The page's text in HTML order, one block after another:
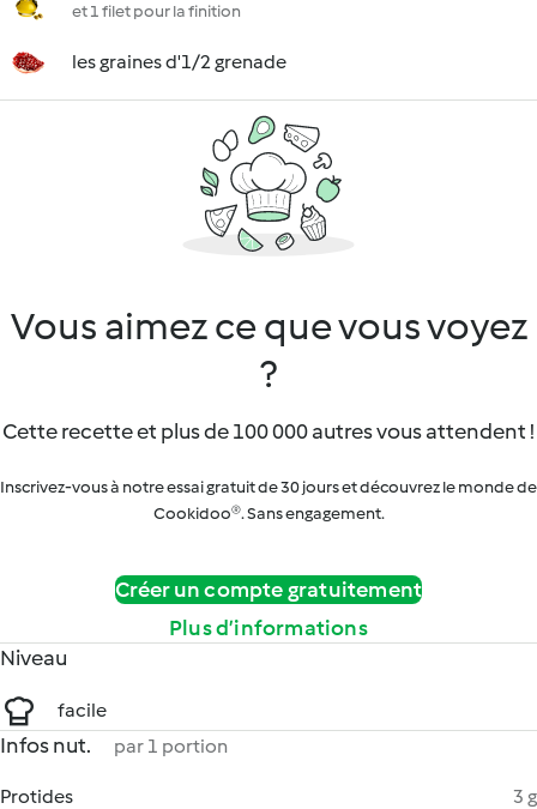
et 1 filet pour la finition
les graines d'1/2 grenade
Vous aimez ce que vous voyez
?
Cette recette et plus de 100 000 autres vous attendent !
Inscrivez-vous à notre essai gratuit de 30 jours et découvrez le monde de
Cookidoo®. Sans engagement.
Créer un compte gratuitement
Plus d’informations
Niveau
facile
Infos nut. par 1 portion
Protides
3 g